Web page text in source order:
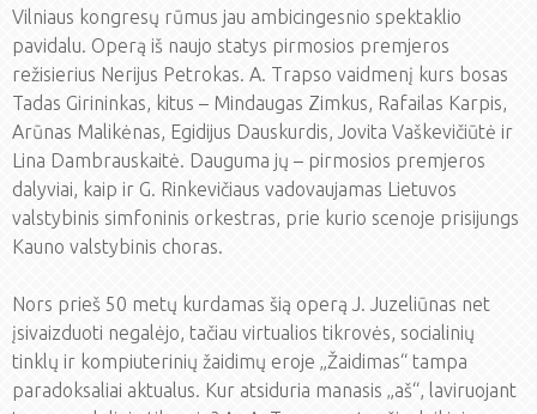
Vilniaus kongresų rūmus jau ambicingesnio spektaklio
pavidalu. Operą iš naujo statys pirmosios premjeros
režisierius Nerijus Petrokas. A. Trapso vaidmenį kurs bosas
Tadas Girininkas, kitus – Mindaugas Zimkus, Rafailas Karpis,
Arūnas Malikėnas, Egidijus Dauskurdis, Jovita Vaškevičiūtė ir
Lina Dambrauskaitė. Dauguma jų – pirmosios premjeros
dalyviai, kaip ir G. Rinkevičiaus vadovaujamas Lietuvos
valstybinis simfoninis orkestras, prie kurio scenoje prisijungs
Kauno valstybinis choras.
Nors prieš 50 metų kurdamas šią operą J. Juzeliūnas net
įsivaizduoti negalėjo, tačiau virtualios tikrovės, socialinių
tinklų ir kompiuterinių žaidimų eroje „Žaidimas“ tampa
paradoksaliai aktualus. Kur atsiduria manasis „aš“, laviruojant